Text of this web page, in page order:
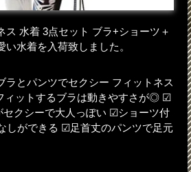
ス 水着 3点セット ブラ+ショーツ＋
い水着を入荷致しました。
とパンツでセクシー フィットネス
ィットするブラは動きやすさが◎ ☑
セクシーで大人っぽい ☑ショーツ付
しができる ☑足首丈のパンツで足元